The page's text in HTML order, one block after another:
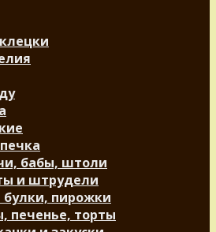
бабы, штоли
и штрудели
булки, пирожки
печенье, торты